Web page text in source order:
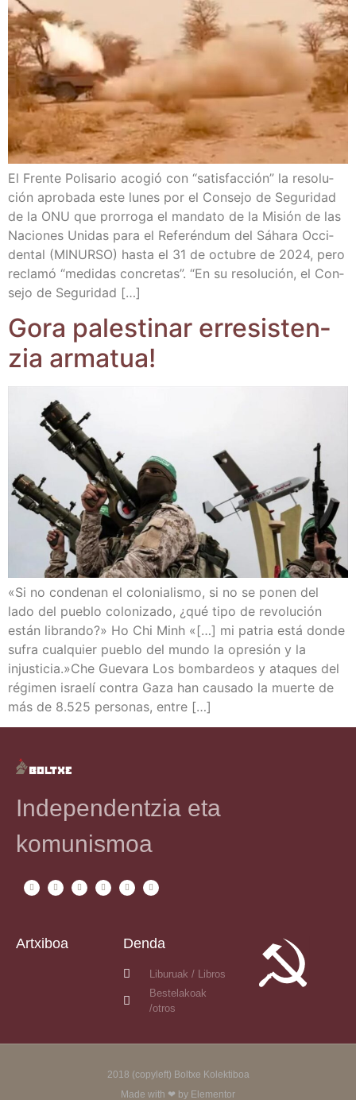
El Fren­te Poli­sa­rio aco­gió con “satis­fac­ción” la reso­lu­
ción apro­ba­da este lunes por el Con­se­jo de Segu­ri­dad
de la ONU que pro­rro­ga el man­da­to de la Misión de las
Nacio­nes Uni­das para el Refe­rén­dum del Sáha­ra Occi­
den­tal (MINURSO) has­ta el 31 de octu­bre de 2024, pero
recla­mó “medi­das con­cre­tas”. “En su reso­lu­ción, el Con­
se­jo de Seguridad […]
Gora pales­ti­nar erre­sis­ten­
zia armatua!
«Si no con­de­nan el colo­nia­lis­mo, si no se ponen del
lado del pue­blo colo­ni­za­do, ¿qué tipo de revo­lu­ción
están libran­do?» Ho Chi Minh «[…] mi patria está don­de
sufra cual­quier pue­blo del mun­do la opre­sión y la
injusticia.»Che Gue­va­ra Los bom­bar­deos y ata­ques del
régi­men israe­lí con­tra Gaza han cau­sa­do la muer­te de
más de 8.525 per­so­nas, entre […]
Independentzia eta
komunismoa
Artxiboa Denda
Liburuak / Libros
Bestelakoak
/otros
2018 (copyleft) Boltxe Kolektiboa
Made with ❤ by Elementor